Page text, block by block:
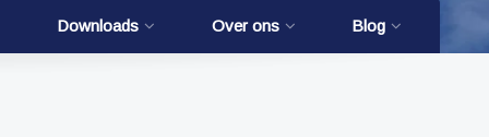
Downloads Over ons Blog